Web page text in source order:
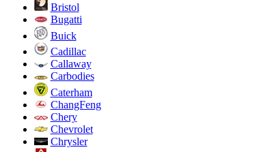
Bristol
Bugatti
Buick
Cadillac
Callaway
Carbodies
Caterham
ChangFeng
Chery
Chevrolet
Chrysler